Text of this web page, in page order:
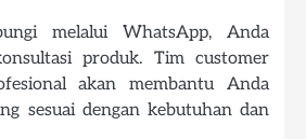
melalui WhatsApp, Anda
produk. Tim customer
akan membantu Anda
sesuai dengan kebutuhan dan